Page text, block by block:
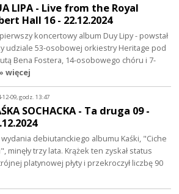
LIPA - Live from the Royal
Hall 16 - 22.12.2024
koncertowy album Duy Lipy - powstał
udziale 53-osobowej orkiestry Heritage pod
Bena Fostera, 14-osobowego chóru i 7-
więcej
12-09, godz. 13:47
SOCHACKA - Ta druga 09 -
wydania debiutanckiego albumu Kaśki, "Ciche
minęły trzy lata. Krążek ten zyskał status
platynowej płyty i przekroczył liczbę 90